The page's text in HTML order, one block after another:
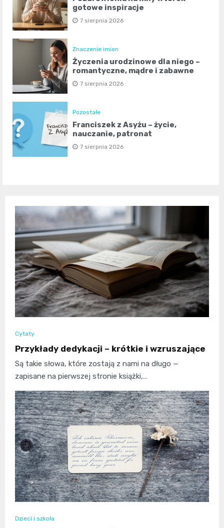
gotowe inspiracje
7 sierpnia 2026
Znaczenie imion
Życzenia urodzinowe dla niego –
romantyczne, mądre i zabawne
7 sierpnia 2026
Pozostałe
Franciszek z Asyżu – życie,
nauczanie, patronat
7 sierpnia 2026
Cytaty
Przykłady dedykacji – krótkie i wzruszające
Są takie słowa, które zostają z nami na długo —
zapisane na pierwszej stronie książki,…
Dzieci i szkoła